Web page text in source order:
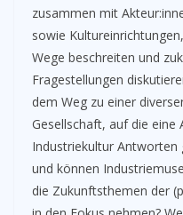
zusammen mit
sowie
Wege beschreiten und
Fragestellungen
dem Weg zu einer
Gesellschaft, auf die eine
Industriekultur Antworten
und können
die Zukunftsthemen der